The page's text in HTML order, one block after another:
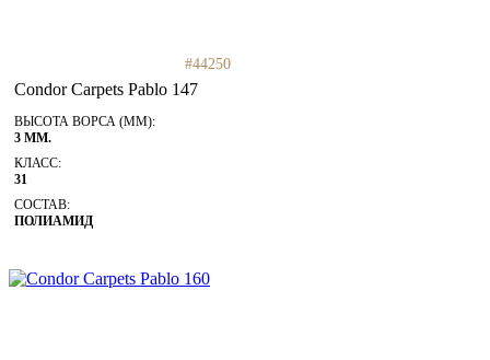
#44250
Condor Carpets Pablo 147
ВЫСОТА ВОРСА (ММ):
3 ММ.
КЛАСС:
31
СОСТАВ:
ПОЛИАМИД